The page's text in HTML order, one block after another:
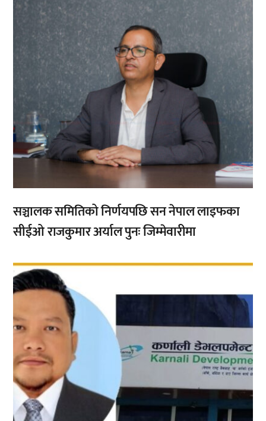
सञ्चालक समितिको निर्णयपछि सन नेपाल लाइफका
सीईओ राजकुमार अर्याल पुनः जिम्मेवारीमा
,